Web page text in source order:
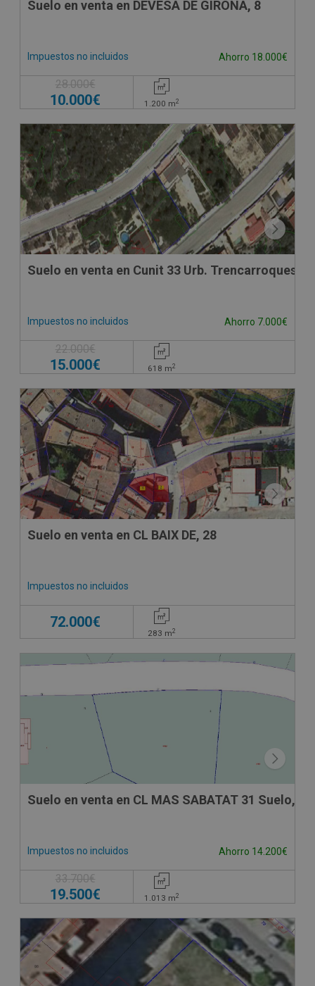
Suelo en venta en DEVESA DE GIRONA, 8
Impuestos no incluidos Ahorro 18.000€
28.000€
10.000€ 1.200 m2
Suelo en venta en Cunit 33 Urb. Trencarroques,
Impuestos no incluidos Ahorro 7.000€
22.000€
15.000€ 618 m2
Suelo en venta en CL BAIX DE, 28
Impuestos no incluidos
72.000€
283 m2
Suelo en venta en CL MAS SABATAT 31 Suelo, 31
Impuestos no incluidos Ahorro 14.200€
33.700€
19.500€ 1.013 m2